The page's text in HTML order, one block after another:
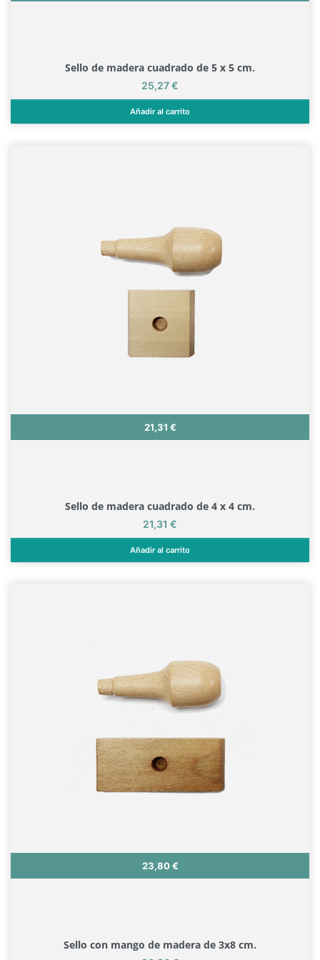
Sello de madera cuadrado de 5 x 5 cm.
Precio
25,27 €
Añadir al carrito
Precio
21,31 €
Sello de madera cuadrado de 4 x 4 cm.
Precio
21,31 €
Añadir al carrito
Precio
23,80 €
Sello con mango de madera de 3x8 cm.